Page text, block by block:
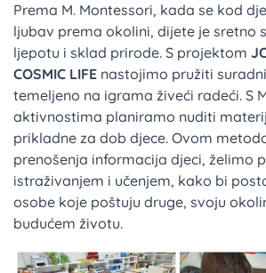
Prema M. Montessori, kada se kod
ljubav prema okolini, dijete je sretno
ljepotu i sklad prirode. S projektom
COSMIC LIFE nastojimo pružiti
temeljeno na igrama živeći radeći. S
aktivnostima planiramo nuditi
prikladne za dob djece. Ovom
prenošenja informacija djeci, želimo
istraživanjem i učenjem, kako bi
osobe koje poštuju druge, svoju
budućem životu.